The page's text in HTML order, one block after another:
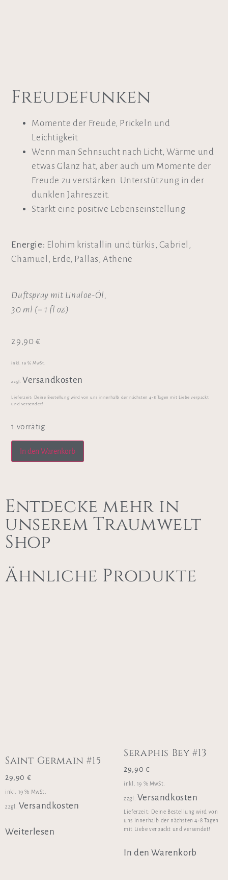
Freudefunken
Momente der Freude, Prickeln und
Leichtigkeit
Wenn man Sehnsucht nach Licht, Wärme und
etwas Glanz hat, aber auch um Momente der
Freude zu verstärken. Unterstützung in der
dunklen Jahreszeit.
Stärkt eine positive Lebenseinstellung
Energie: Elohim kristallin und türkis, Gabriel,
Chamuel, Erde, Pallas, Athene
Duftspray mit Linaloe-Öl,
30 ml (= 1 fl oz)
29,90 €
inkl. 19 % MwSt.
zzgl. Versandkosten
Lieferzeit:
Deine Bestellung wird von uns innerhalb der nächsten 4-8 Tagen mit Liebe verpackt
und versendet!
1 vorrätig
In den Warenkorb
Entdecke mehr in
unserem Traumwelt
Shop
Ähnliche Produkte
Saint Germain #15
29,90 €
inkl. 19 % MwSt.
zzgl. Versandkosten
Weiterlesen
Seraphis Bey #13
29,90 €
inkl. 19 % MwSt.
zzgl. Versandkosten
Lieferzeit: Deine Bestellung wird von
uns innerhalb der nächsten 4-8 Tagen
mit Liebe verpackt und versendet!
In den Warenkorb